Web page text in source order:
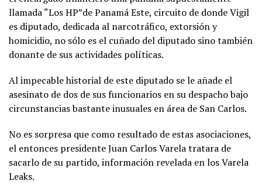
llamada “Los HP”de Panamá Este, circuito de donde Vigil
es diputado, dedicada al narcotráfico, extorsión y
homicidio, no sólo es el cuñado del diputado sino también
donante de sus actividades políticas.
Al impecable historial de este diputado se le añade el
asesinato de dos de sus funcionarios en su despacho bajo
circunstancias bastante inusuales en área de San Carlos.
No es sorpresa que como resultado de estas asociaciones,
el entonces presidente Juan Carlos Varela tratara de
sacarlo de su partido, información revelada en los Varela
Leaks.